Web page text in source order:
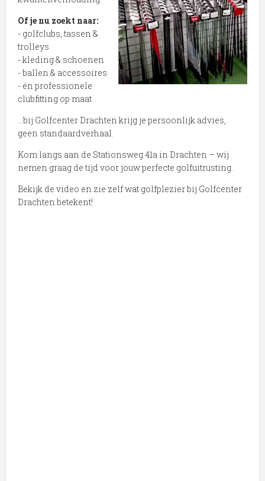
Of je nu zoekt naar:
- golfclubs, tassen &
trolleys
- kleding & schoenen
- ballen & accessoires
- én professionele
clubfitting op maat
…bij Golfcenter Drachten krijg je persoonlijk advies,
geen standaardverhaal.
Kom langs aan de Stationsweg 41a in Drachten – wij
nemen graag de tijd voor jouw perfecte golfuitrusting.
Bekijk de video en zie zelf wat golfplezier bij Golfcenter
Drachten betekent!